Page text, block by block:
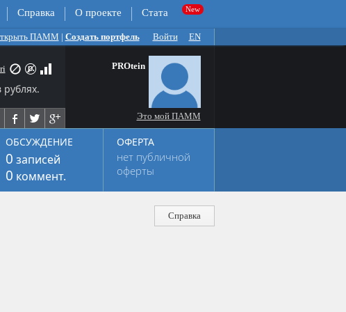
Справка О проекте Стата
ПАММ | Создать портфель Войти EN
PROtein
Это мой ПАММ
ОБСУЖДЕНИЕ
0 записей
0 коммент.
ОФЕРТА
нет публичной
оферты
Справка